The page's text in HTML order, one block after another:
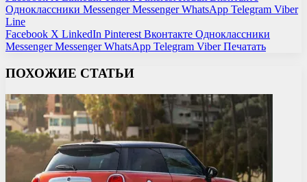
Одноклассники Messenger Messenger WhatsApp Telegram Viber
Line
Facebook X LinkedIn Pinterest Вконтакте Одноклассники
Messenger Messenger WhatsApp Telegram Viber Печатать
ПОХОЖИЕ СТАТЬИ